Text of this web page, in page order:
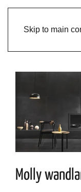
Skip to main
Molly